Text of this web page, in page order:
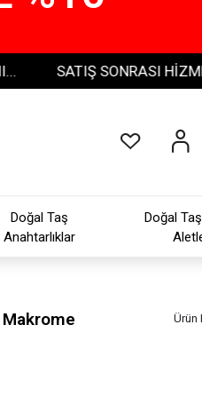
SATIŞ SONRASI HİZMET...
Doğal Taş
Anahtarlıklar
Doğal
Makrome
Ürün